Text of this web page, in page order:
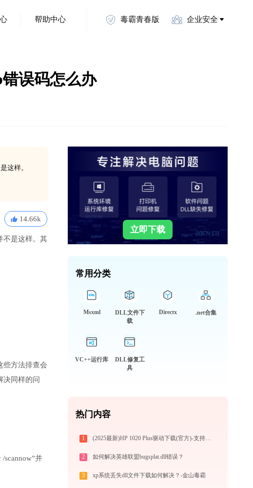
帮助中心 毒霸青春版 企业安全
误码怎么办
这样。
14.66k
不是这样。其
些方法排查会
决同样的问
scannow”并
立即下载
常用分类
Msxml
DLL文件下
载
Directx .net合集
VC++运行库
DLL修复工
具
热门内容
1 (2025最新)HP 1020 Plus驱动下载(官方)-支持Win10/Win11
2 如何解决英雄联盟bugsplat.dll错误？
3 xp系统丢失dll文件下载如何解决？-金山毒霸